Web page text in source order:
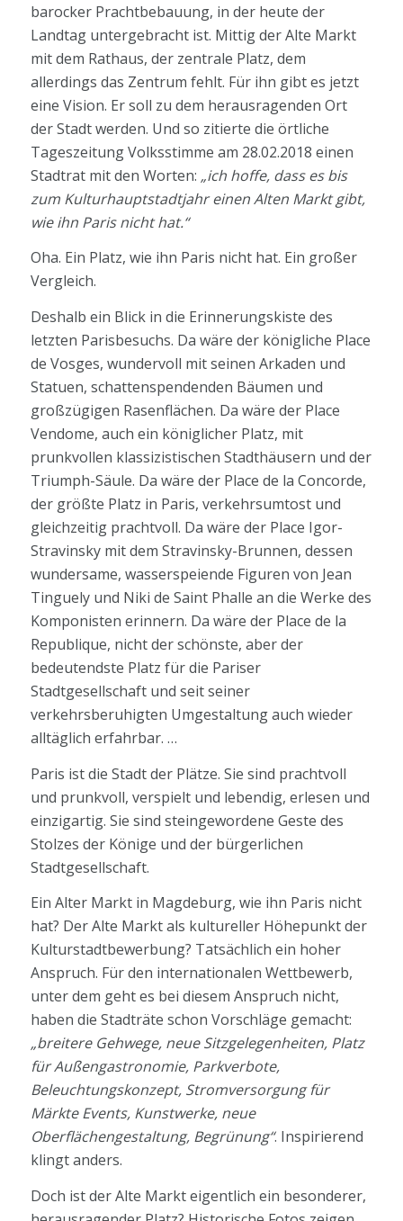
barocker Prachtbebauung, in der heute der
Landtag untergebracht ist. Mittig der Alte Markt
mit dem Rathaus, der zentrale Platz, dem
allerdings das Zentrum fehlt. Für ihn gibt es jetzt
eine Vision. Er soll zu dem herausragenden Ort
der Stadt werden. Und so zitierte die örtliche
Tageszeitung Volksstimme am 28.02.2018 einen
Stadtrat mit den Worten: „ich hoffe, dass es bis
zum Kulturhauptstadtjahr einen Alten Markt gibt,
wie ihn Paris nicht hat.“
Oha. Ein Platz, wie ihn Paris nicht hat. Ein großer
Vergleich.
Deshalb ein Blick in die Erinnerungskiste des
letzten Parisbesuchs. Da wäre der königliche Place
de Vosges, wundervoll mit seinen Arkaden und
Statuen, schattenspendenden Bäumen und
großzügigen Rasenflächen. Da wäre der Place
Vendome, auch ein königlicher Platz, mit
prunkvollen klassizistischen Stadthäusern und der
Triumph-Säule. Da wäre der Place de la Concorde,
der größte Platz in Paris, verkehrsumtost und
gleichzeitig prachtvoll. Da wäre der Place Igor-
Stravinsky mit dem Stravinsky-Brunnen, dessen
wundersame, wasserspeiende Figuren von Jean
Tinguely und Niki de Saint Phalle an die Werke des
Komponisten erinnern. Da wäre der Place de la
Republique, nicht der schönste, aber der
bedeutendste Platz für die Pariser
Stadtgesellschaft und seit seiner
verkehrsberuhigten Umgestaltung auch wieder
alltäglich erfahrbar. …
Paris ist die Stadt der Plätze. Sie sind prachtvoll
und prunkvoll, verspielt und lebendig, erlesen und
einzigartig. Sie sind steingewordene Geste des
Stolzes der Könige und der bürgerlichen
Stadtgesellschaft.
Ein Alter Markt in Magdeburg, wie ihn Paris nicht
hat? Der Alte Markt als kultureller Höhepunkt der
Kulturstadtbewerbung? Tatsächlich ein hoher
Anspruch. Für den internationalen Wettbewerb,
unter dem geht es bei diesem Anspruch nicht,
haben die Stadträte schon Vorschläge gemacht:
„breitere Gehwege, neue Sitzgelegenheiten, Platz
für Außengastronomie, Parkverbote,
Beleuchtungskonzept, Stromversorgung für
Märkte Events, Kunstwerke, neue
Oberflächengestaltung, Begrünung“. Inspirierend
klingt anders.
Doch ist der Alte Markt eigentlich ein besonderer,